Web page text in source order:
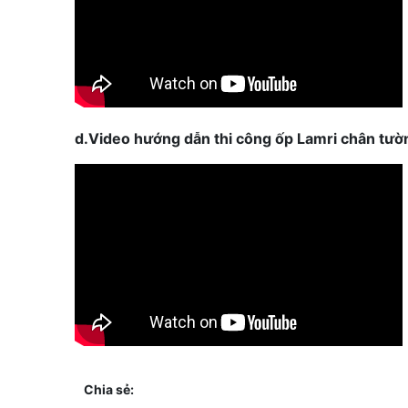
d.Video hướng dẫn thi công ốp Lamri chân
Chia sẻ: